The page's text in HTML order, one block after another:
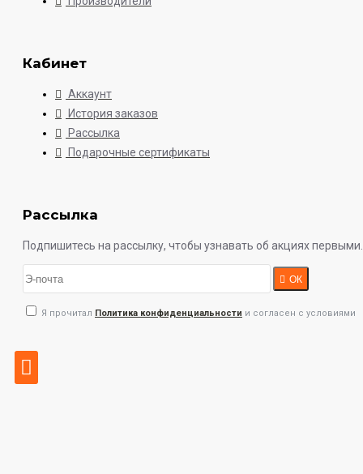
Кабинет
Аккаунт
История заказов
Рассылка
Подарочные сертификаты
Рассылка
Подпишитесь на рассылку, чтобы узнавать об акциях первыми.
ОК
Я прочитал Политика конфиденциальности и согласен с условиями